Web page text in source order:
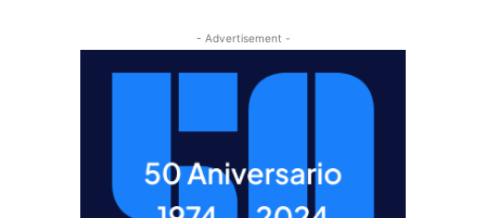
- Advertisement -